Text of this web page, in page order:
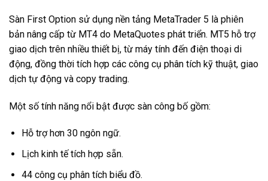
Sàn First Option sử dụng nền tảng MetaTrader 5 là phiên
bản nâng cấp từ MT4 do MetaQuotes phát triển. MT5 hỗ trợ
giao dịch trên nhiều thiết bị, từ máy tính đến điện thoại di
động, đồng thời tích hợp các công cụ phân tích kỹ thuật, giao
dịch tự động và copy trading.
Một số tính năng nổi bật được sàn công bố gồm:
Hỗ trợ hơn 30 ngôn ngữ.
Lịch kinh tế tích hợp sẵn.
44 công cụ phân tích biểu đồ.